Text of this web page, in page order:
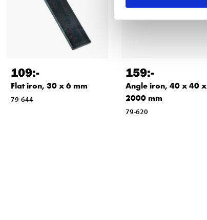
109:-
Flat iron, 30 x 6 mm
79-644
159:-
Angle iron, 40 x 40 x
2000 mm
79-620